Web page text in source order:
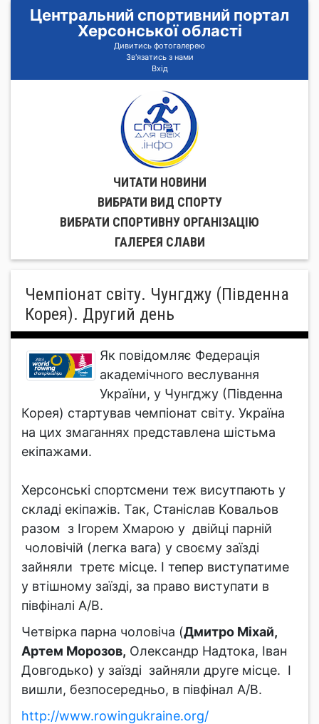
Центральний спортивний портал
Херсонської області
Дивитись фотогалерею
Зв'язатись з нами
Вхід
ЧИТАТИ НОВИНИ
ВИБРАТИ ВИД СПОРТУ
ВИБРАТИ СПОРТИВНУ ОРГАНIЗАЦIЮ
ГАЛЕРЕЯ СЛАВИ
Чемпіонат світу. Чунгджу (Південна
Корея). Другий день
Як повідомляє Федерація
академічного веслування
України, у Чунгджу (Південна
Корея) стартував чемпіонат світу. Україна
на цих змаганнях представлена шістьма
екіпажами.
Херсонські спортсмени теж висутпають у
складі екіпажів. Так, Станіслав Ковальов
разом з Ігорем Хмарою у двійці парній
чоловічій (легка вага) у своєму заїзді
зайняли третє місце. І тепер виступатиме
у втішному заїзді, за право виступати в
півфіналі А/В.
Четвірка парна чоловіча (Дмитро Міхай,
Артем Морозов, Олександр Надтока, Іван
Довгодько) у заїзді зайняли друге місце. І
вишли, безпосередньо, в півфінал А/В.
http://www.rowingukraine.org/